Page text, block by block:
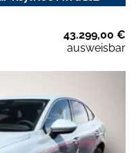
43.299,00 €
ausweisbar